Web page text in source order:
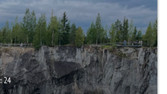
24